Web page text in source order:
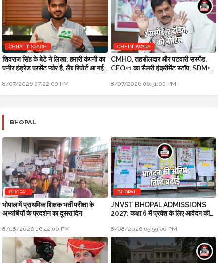
CHHATTISGARH
शिवराज सिंह के बेटे ने लिखा: हमारी कंपनी का
पनीर हंड्रेड परसेंट प्योर है, लैब रिपोर्ट आ गई
8/07/2026 07:22:00 PM
CHHINDWARA
CMHO, तहसीलदार और पटवारी सस्पेंड,
CEO+1 का सैलरी इंक्रीमेंट स्टॉप, SDM+2
8/07/2026 06:51:00 PM
BHOPAL
BHOPAL
भोपाल में प्राथमिक शिक्षक भर्ती परीक्षा के
अभ्यर्थियों के प्रदर्शन का दूसरा दिन
8/08/2026 06:42:00 PM
BHOPAL
JNVST BHOPAL ADMISSIONS
2027: कक्षा 6 में प्रवेश के लिए आवेदन की
8/08/2026 05:59:00 PM